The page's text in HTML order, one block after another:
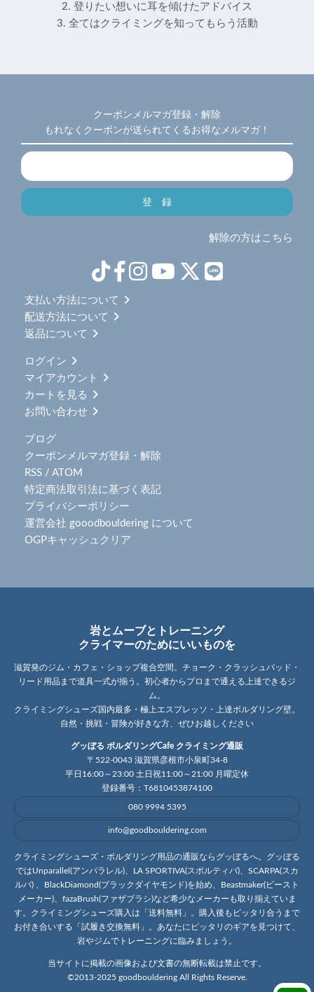
2. 登りたい想いに耳を傾けたアドバイス
3. 全てはクライミングを知ってもらう活動
クーポンメルマガ登録・解除
もれなくクーポンが送られてくるお得なメルマガ！
解除の方はこちら
支払い方法について
配送方法について
返品について
ログイン
マイアカウント
カートを見る
お問い合わせ
ブログ
クーポンメルマガ登録・解除
RSS / ATOM
特定商法取引法に基づく表記
プライバシーポリシー
運営会社 gooodbouldering について
OGPキャッシュクリア
岩とムーブとトレーニング
クライマーのためにいいものを
滋賀発のジム・カフェ・ショップ複合空間。チョーク・クラッシュパッド・
リード用品まで道具一式が揃う。初心者からプロまで通える上達できるジ
ム。
クライミングシューズ国内最多・極上エスプレッソ・上達ボルダリング壁。
自然・挑戦・冒険が好きな方、ぜひお越しください
グッぼる ボルダリングCafe クライミング通販
〒522-0043 滋賀県彦根市小泉町34-8
平日16:00～23:00 土日祝11:00～21:00 月曜定休
登録番号：T6810453874100
080 9994 5395
info@goodbouldering.com
クライミングシューズ・ボルダリング用品の通販ならグッぼるへ。グッぼる
ではUnparallel(アンパラレル)、LA SPORTIVA(スポルティバ)、SCARPA(スカ
ルパ) 、BlackDiamond(ブラックダイヤモンド)を始め、Beastmaker(ビースト
メーカー)、fazaBrush(ファザブラシ)など希少なメーカーも取り揃えていま
す。クライミングシューズ購入は「送料無料」。購入後もピッタリ合うまで
お付き合いする「試履き交換無料」。あなたにピッタリのギアを見つけて、
岩やジムでトレーニングに臨みましょう。
当サイトに掲載の画像および文書の無断転載は禁止です。
©2013-2025 goodbouldering All Rights Reserve.